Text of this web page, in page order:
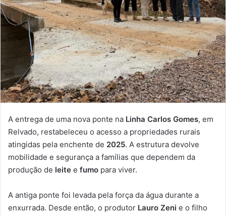
A entrega de uma nova ponte na Linha Carlos Gomes, em
Relvado, restabeleceu o acesso a propriedades rurais
atingidas pela enchente de 2025. A estrutura devolve
mobilidade e segurança a famílias que dependem da
produção de leite e fumo para viver.
A antiga ponte foi levada pela força da água durante a
enxurrada. Desde então, o produtor Lauro Zeni e o filho